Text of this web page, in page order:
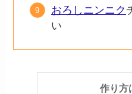
おろしニンニク
い
作り方